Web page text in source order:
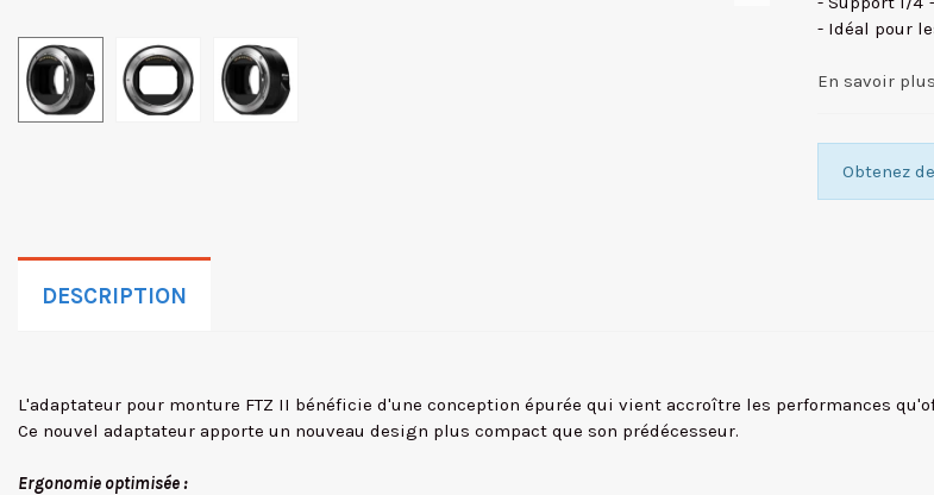
- Idéal pour
En savoir plus
Obtenez
DESCRIPTION
L'adaptateur pour monture FTZ II bénéficie d'une conception épurée qui vient accroître les performances
Ce nouvel adaptateur apporte un nouveau design plus compact que son prédécesseur.
Ergonomie optimisée :